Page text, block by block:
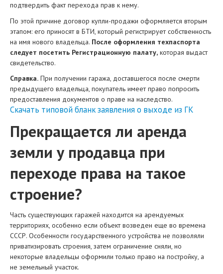
подтвердить факт перехода прав к нему.
По этой причине договор купли-продажи оформляется вторым
этапом: его приносят в БТИ, который регистрирует собственность
на имя нового владельца. После оформления техпаспорта
следует посетить Регистрационную палату, которая выдаст
свидетельство.
Справка. При получении гаража, доставшегося после смерти
предыдущего владельца, покупатель имеет право попросить
предоставления документов о праве на наследство.
Скачать типовой бланк заявления о выходе из ГК
Прекращается ли аренда
земли у продавца при
переходе права на такое
строение?
Часть существующих гаражей находится на арендуемых
территориях, особенно если объект возведен еще во времена
СССР. Особенности государственного устройства не позволяли
приватизировать строения, затем ограничение сняли, но
некоторые владельцы оформили только право на постройку, а
не земельный участок.